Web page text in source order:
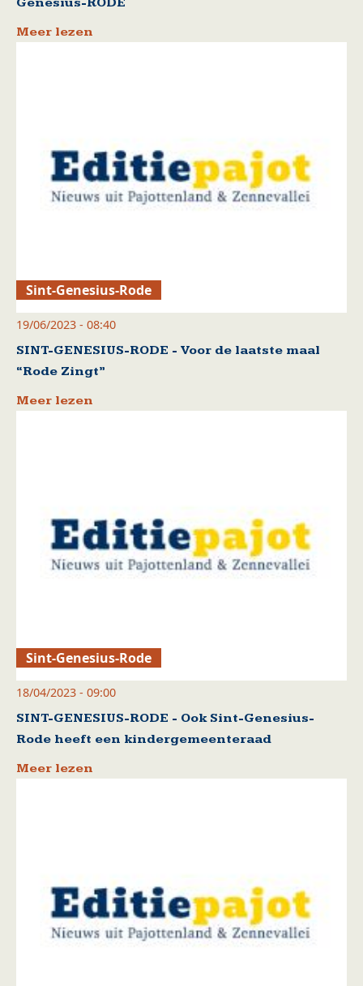
Meer lezen
Sint-Genesius-Rode
19/06/2023 - 08:40
SINT-GENESIUS-RODE - Voor de laatste maal
“Rode Zingt”
Meer lezen
Sint-Genesius-Rode
18/04/2023 - 09:00
SINT-GENESIUS-RODE - Ook Sint-Genesius-
Rode heeft een kindergemeenteraad
Meer lezen